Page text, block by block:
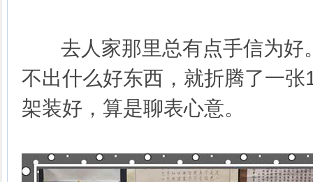
去人家那里总有点手信为好
不出什么好东西，就折腾了一
架装好，算是聊表心意。